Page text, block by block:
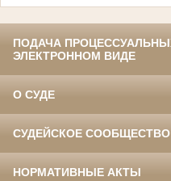
ПОДАЧА
ЭЛЕКТРОННОМ ВИДЕ
О СУДЕ
СУДЕЙСКОЕ СООБЩЕСТВО
НОРМАТИВНЫЕ АКТЫ